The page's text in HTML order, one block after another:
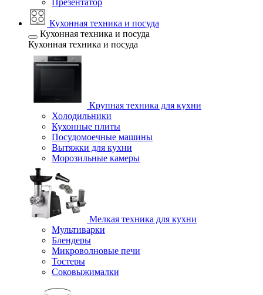
Презентатор
Кухонная техника и посуда
Кухонная техника и посуда
Кухонная техника и посуда
Крупная техника для кухни
Холодильники
Кухонные плиты
Посудомоечные машины
Вытяжки для кухни
Морозильные камеры
Мелкая техника для кухни
Мультиварки
Блендеры
Микроволновые печи
Тостеры
Соковыжималки